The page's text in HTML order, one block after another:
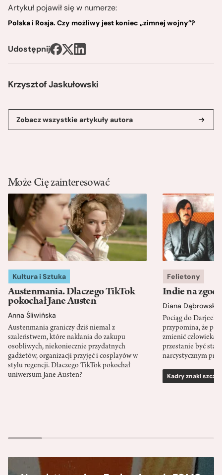
Krzysztof Jaskułowski
Zobacz wszystkie artykuły autora
Artykuł pojawił się w numerze:
Polska i Rosja. Czy możliwy jest koniec „zimnej wojny”?
Udostępnij
Może Cię zainteresować
Kultura i Sztuka
Austenmania. Dlaczego TikTok
pokochał Jane Austen
Anna Śliwińska
Austenmania graniczy dziś niemal z
szaleństwem, które nakłania do zakupu
osobliwych, niekoniecznie przydatnych
gadżetów, organizacji przyjęć i cosplayów w
stylu regencji. Dlaczego TikTok pokochał
uniwersum Jane Austen?
Felietony
Indie na
Diana Dąbrowska
Pociąg do
przypomina, że
zmienić człowieka
przestanie być
narcystycznym
Kadry znaki